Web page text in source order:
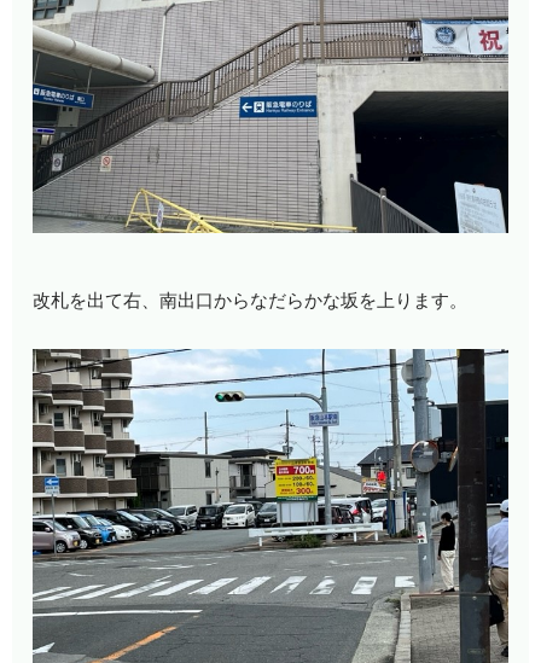
改札を出て右、南出口からなだらかな坂を上ります。